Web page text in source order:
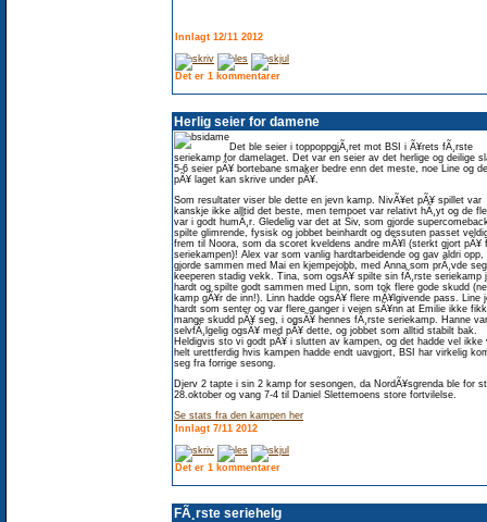
Innlagt 12/11 2012
Det er 1 kommentarer
Herlig seier for damene
Det ble seier i toppoppgjÃ¸ret mot BSI i Ã¥rets fÃ¸rste
seriekamp for damelaget. Det var en seier av det herlige og deilige
5-6 seier pÃ¥ bortebane smaker bedre enn det meste, noe Line og
pÃ¥ laget kan skrive under pÃ¥.
Som resultater viser ble dette en jevn kamp. NivÃ¥et pÃ¥ spillet var
kanskje ikke alltid det beste, men tempoet var relativt hÃ¸yt og de
var i godt humÃ¸r. Gledelig var det at Siv, som gjorde
spilte glimrende, fysisk og jobbet beinhardt og dessuten passet
frem til Noora, som da scoret kveldens andre mÃ¥l (sterkt gjort pÃ¥
seriekampen)! Alex var som vanlig hardtarbeidende og gav aldri opp,
gjorde sammen med Mai en kjempejobb, med Anna som prÃ¸vde
keeperen stadig vekk. Tina, som ogsÃ¥ spilte sin fÃ¸rste seriekamp
hardt og spilte godt sammen med Linn, som tok flere gode skudd
kamp gÃ¥r de inn!). Linn hadde ogsÃ¥ flere mÃ¥lgivende pass. Line
hardt som senter og var flere ganger i veien sÃ¥nn at Emilie ikke
mange skudd pÃ¥ seg, i ogsÃ¥ hennes fÃ¸rste seriekamp. Hanne var
selvfÃ¸lgelig ogsÃ¥ med pÃ¥ dette, og jobbet som alltid stabilt bak.
Heldigvis sto vi godt pÃ¥ i slutten av kampen, og det hadde vel ikke
helt urettferdig hvis kampen hadde endt uavgjort, BSI har virkelig
seg fra forrige sesong.
Djerv 2 tapte i sin 2 kamp for sesongen, da NordÃ¥sgrenda ble for
28.oktober og vang 7-4 til Daniel Slettemoens store fortvilelse.
Se stats fra den kampen her
Innlagt 7/11 2012
Det er 1 kommentarer
FÃ¸rste seriehelg